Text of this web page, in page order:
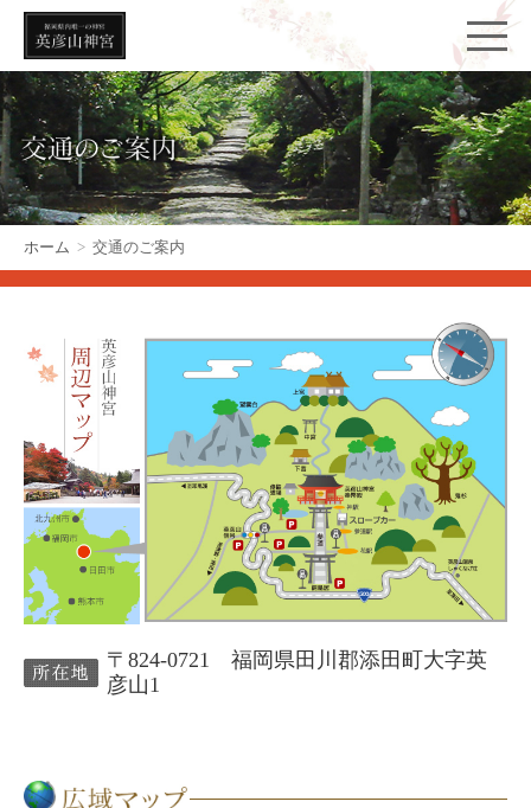
ホーム > 交通のご案内
〒824-0721 福岡県田川郡添田町大字英
彦山1